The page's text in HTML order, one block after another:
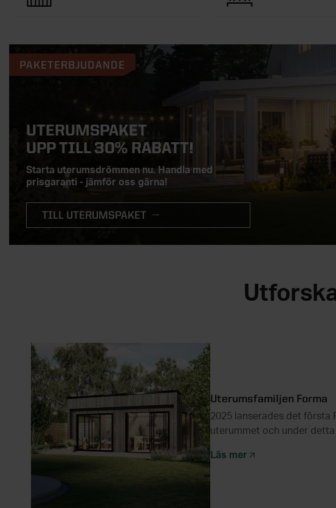
PAKETERBJUDANDE
UTERUMSPAKET
UPP TILL 30% RABATT!
Starta uterumsdrömmen nu. Handla med
prisgaranti - jämför oss gärna!
TILL UTERUMSPAKET
Uterumsfamiljen Forma
2025 lanserades det första
uterummet och under detta
Läs mer